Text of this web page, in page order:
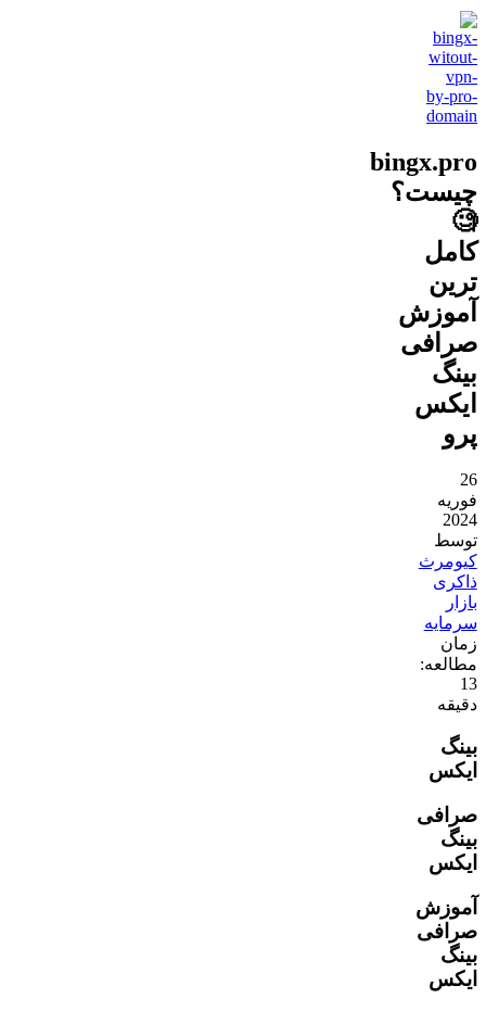
bingx.pro
چیست؟
🧐
کامل
ترین
آموزش
صرافی
بینگ
ایکس
پرو
26
فوریه
2024
توسط
کیومرث
ذاکری
بازار
سرمایه
زمان
مطالعه:
13
دقیقه
بینگ
ایکس
صرافی
بینگ
ایکس
آموزش
صرافی
بینگ
ایکس